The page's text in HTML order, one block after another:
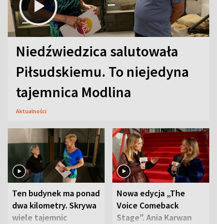
Niedźwiedzica salutowała
Piłsudskiemu. To niejedyna
tajemnica Modlina
Aktualności
Ten budynek ma ponad
dwa kilometry. Skrywa
wiele tajemnic
Nowa edycja „The
Voice Comeback
Stage”. Ania Karwan